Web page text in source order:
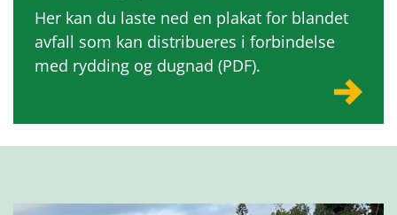
Her kan du laste ned en plakat for blandet
avfall som kan distribueres i forbindelse
med rydding og dugnad (PDF).